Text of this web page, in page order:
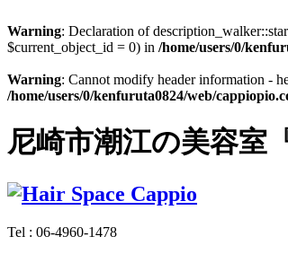
Warning: Declaration of
$current_object_id = 0) in /home/users/0/
Warning: Cannot modify header information -
/home/users/0/kenfuruta0824/web/
尼崎市潮江の美容室
Tel : 06-4960-1478